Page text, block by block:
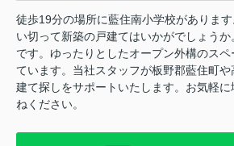
徒歩19分の場所に藍住南小学校がありま
い切って新築の戸建てはいかがでしょう
です。ゆったりとしたオープン外構のス
ています。当社スタッフが板野郡藍住町
建て探しをサポートいたします。お気軽
ねください。